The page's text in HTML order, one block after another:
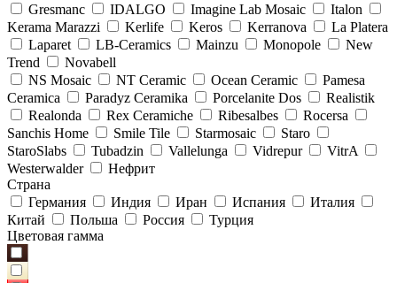
Gresmanc
IDALGO Imagine Lab Mosaic
Italon
Kerama Marazzi
Kerlife Keros Kerranova
La Platera
Laparet
LB-Ceramics Mainzu Monopole
New
Trend
Novabell
NS Mosaic
NT Ceramic Ocean Ceramic
Pamesa
Ceramica
Paradyz Сeramika Porcelanite Dos
Realistik
Realonda
Rex Ceramiche Ribesalbes
Rocersa
Sanchis Home
Smile Tile Starmosaic
Staro
StaroSlabs
Tubadzin Vallelunga Vidrepur
VitrA
Westerwalder
Нефрит
Страна
Германия
Индия Иран Испания
Италия
Китай
Польша Россия
Турция
Цветовая гамма